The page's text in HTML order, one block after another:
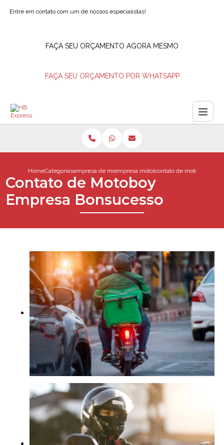
Entre em contato com um de nossos especialistas!
FAÇA SEU ORÇAMENTO AGORA MESMO
FAÇA SEU ORÇAMENTO POR WHATSAPP
HomeCategoriasempresa de motoboysempresa motoboycontato de motoboy
Contato de Motoboy
Empresa Bonsucesso